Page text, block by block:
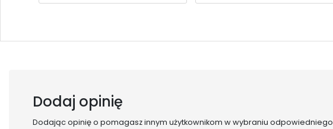
Dodaj opinię
Dodając opinię o pomagasz innym użytkownikom w wybraniu odpowiedniego